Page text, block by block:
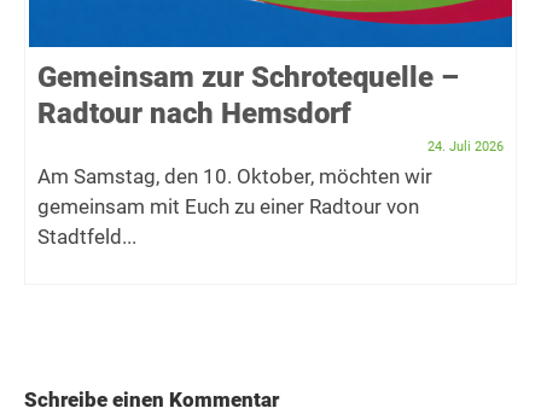
Gemeinsam zur Schrotequelle –
Radtour nach Hemsdorf
24. Juli 2026
Am Samstag, den 10. Oktober, möchten wir
gemeinsam mit Euch zu einer Radtour von
Stadtfeld...
Schreibe einen Kommentar